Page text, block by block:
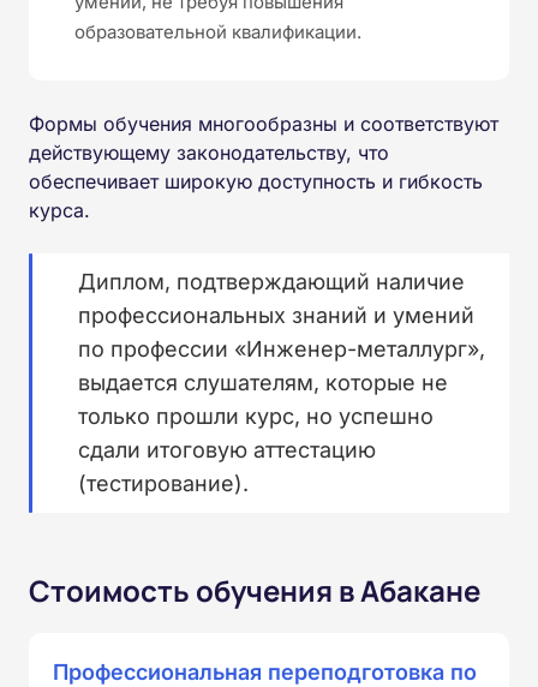
образовательной квалификации.
Формы обучения многообразны и соответствуют
действующему законодательству, что
обеспечивает широкую доступность и гибкость
курса.
Диплом, подтверждающий наличие
профессиональных знаний и умений
по профессии «Инженер-металлург»,
выдается слушателям, которые не
только прошли курс, но успешно
сдали итоговую аттестацию
(тестирование).
Стоимость обучения в Абакане
Профессиональная переподготовка по